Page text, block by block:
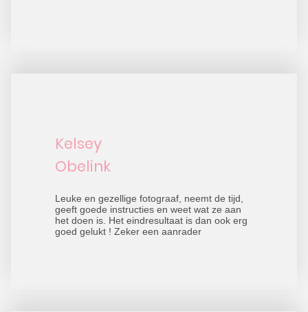
Kelsey
Obelink
Leuke en gezellige fotograaf, neemt de tijd,
geeft goede instructies en weet wat ze aan
het doen is. Het eindresultaat is dan ook erg
goed gelukt ! Zeker een aanrader